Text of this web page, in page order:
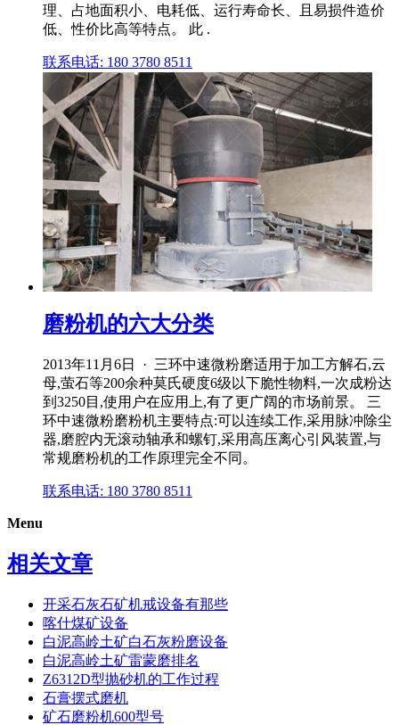
理、占地面积小、电耗低、运行寿命长、且易损件造价
低、性价比高等特点。 此 .
联系电话: 180 3780 8511
磨粉机的六大分类
2013年11月6日 · 三环中速微粉磨适用于加工方解石,云
母,萤石等200余种莫氏硬度6级以下脆性物料,一次成粉达
到3250目,使用户在应用上,有了更广阔的市场前景。 三
环中速微粉磨粉机主要特点:可以连续工作,采用脉冲除尘
器,磨腔内无滚动轴承和螺钉,采用高压离心引风装置,与
常规磨粉机的工作原理完全不同。
联系电话: 180 3780 8511
Menu
相关文章
开采石灰石矿机戒设备有那些
喀什煤矿设备
白泥高岭土矿白石灰粉磨设备
白泥高岭土矿雷蒙磨排名
Z6312D型抛砂机的工作过程
石膏摆式磨机
矿石磨粉机600型号